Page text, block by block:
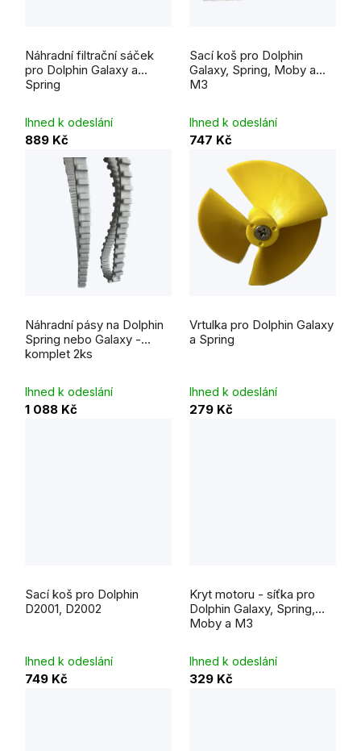
Náhradní filtrační sáček
pro Dolphin Galaxy a
Spring
hodnocení
produktu
je
5,0
z
Ihned k odeslání
889 Kč
Sací koš pro Dolphin
Galaxy, Spring, Moby a
M3
hodnocení
produktu
je
5,0
z
Ihned k odeslání
747 Kč
Náhradní pásy na Dolphin
Spring nebo Galaxy -
komplet 2ks
Ihned k odeslání
1 088 Kč
Vrtulka pro Dolphin Galaxy
a Spring
hodnocení
produktu
je
5,0
Ihned k odeslání
279 Kč
Sací koš pro Dolphin
D2001, D2002
Ihned k odeslání
749 Kč
Kryt motoru - síťka pro
Dolphin Galaxy, Spring,
Moby a M3
Ihned k odeslání
329 Kč